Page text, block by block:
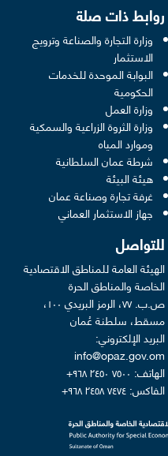
روابط ذات صلة
وزارة التجارة والصناعة وترويج
الاستثمار in a new window
البوابة الموحدة للخدمات
الحكوميةin a new window
وزارة العملin a new window
وزارة الثروة الزراعية والسمكية
وموارد المياهin a new window
شرطة عمان السلطانيةwindow
هيئة البيئةin a new window
غرفة تجارة وصناعة عمانwindow
جهاز الاستثمار العمانيwindow
للتواصل
الهيئة العامة للمناطق الاقتصادية
الخاصة والمناطق الحرة
ص.ب. ٧٧، الرمز البريدي ١٠٠،
مسقط، سلطنة عُمان
البريد الإلكتروني:
info@opaz.gov.om
الهاتف: ٧٥٠٠ ٢٤٥٠ ٩٦٨+
الفاكس: ٧٤٧٤ ٢٤٥٨ ٩٦٨+